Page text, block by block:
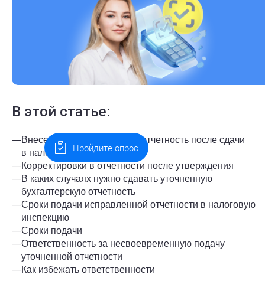
В этой статье:
—Внесение корректировок в отчетность после сдачи
в налоговую
—Корректировки в отчетности после утверждения
—В каких случаях нужно сдавать уточненную
бухгалтерскую отчетность
—Сроки подачи исправленной отчетности в налоговую
инспекцию
—Сроки подачи
—Ответственность за несвоевременную подачу
уточненной отчетности
—Как избежать ответственности
Пройдите опрос